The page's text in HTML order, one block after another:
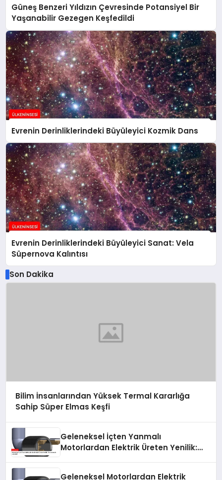
Güneş Benzeri Yıldızın Çevresinde Potansiyel Bir
Yaşanabilir Gezegen Keşfedildi
Evrenin Derinliklerindeki Büyüleyici Kozmik Dans
Evrenin Derinliklerindeki Büyüleyici Sanat: Vela
Süpernova Kalıntısı
Son Dakika
Bilim İnsanlarından Yüksek Termal Kararlığa
Sahip Süper Elmas Keşfi
Geleneksel İçten Yanmalı
Motorlardan Elektrik Üreten Yenilik:
Geleneksel Motorlardan Elektrik